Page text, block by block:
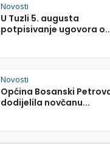
Novosti
U Tuzli 5. augusta
potpisivanje ugovora
Novosti
Općina Bosanski
dodijelila novčanu...